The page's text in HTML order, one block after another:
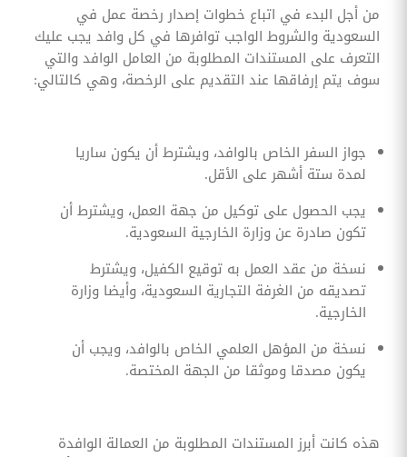
من أجل البدء في اتباع خطوات إصدار رخصة عمل في
السعودية والشروط الواجب توافرها في كل وافد يجب عليك
التعرف على المستندات المطلوبة من العامل الوافد والتي
سوف يتم إرفاقها عند التقديم على الرخصة، وهي كالتالي:
جواز السفر الخاص بالوافد، ويشترط أن يكون ساريا
لمدة ستة أشهر على الأقل.
يجب الحصول على توكيل من جهة العمل، ويشترط أن
تكون صادرة عن وزارة الخارجية السعودية.
نسخة من عقد العمل به توقيع الكفيل، ويشترط
تصديقه من الغرفة التجارية السعودية، وأيضا وزارة
الخارجية.
نسخة من المؤهل العلمي الخاص بالوافد، ويجب أن
يكون مصدقا وموثقا من الجهة المختصة.
هذه كانت أبرز المستندات المطلوبة من العمالة الوافدة